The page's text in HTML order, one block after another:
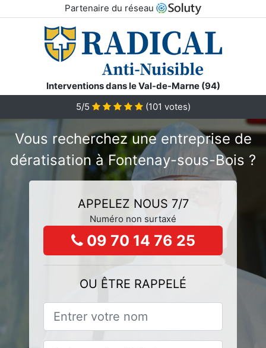
Partenaire du réseau
Interventions dans le Val-de-Marne (94)
5/5
(101 votes)
Vous recherchez une entreprise de
dératisation à Fontenay-sous-Bois ?
APPELEZ NOUS 7/7
Numéro non surtaxé
09 70 14 76 25
OU ÊTRE RAPPELÉ